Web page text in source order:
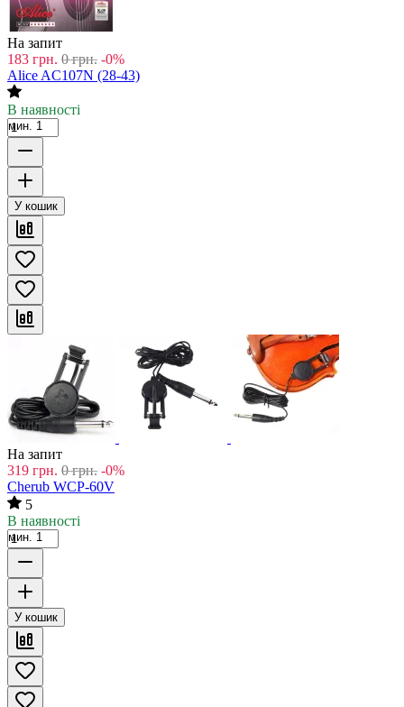
На запит
183 грн. 0 грн. -0%
Alice AC107N (28-43)
В наявності
мин. 1
У кошик
На запит
319 грн. 0 грн. -0%
Cherub WCP-60V
5
В наявності
мин. 1
У кошик